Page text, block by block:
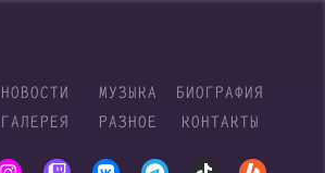
НОВОСТИ МУЗЫКА
БИОГРАФИЯ
ГАЛЕРЕЯ РАЗНОЕ КОНТАКТЫ